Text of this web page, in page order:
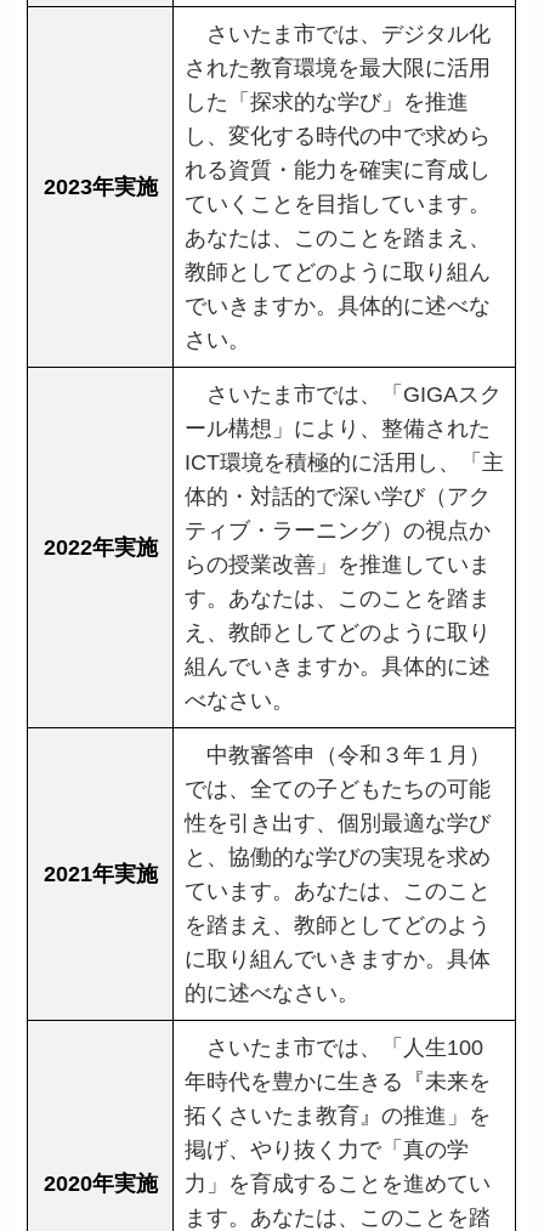
2023年実施
さいたま市では、デジタル化
された教育環境を最大限に活用
した「探求的な学び」を推進
し、変化する時代の中で求めら
れる資質・能力を確実に育成し
ていくことを目指しています。
あなたは、このことを踏まえ、
教師としてどのように取り組ん
でいきますか。具体的に述べな
さい。
2022年実施
さいたま市では、「GIGAスク
ール構想」により、整備された
ICT環境を積極的に活用し、「主
体的・対話的で深い学び（アク
ティブ・ラーニング）の視点か
らの授業改善」を推進していま
す。あなたは、このことを踏ま
え、教師としてどのように取り
組んでいきますか。具体的に述
べなさい。
2021年実施
中教審答申（令和３年１月）
では、全ての子どもたちの可能
性を引き出す、個別最適な学び
と、協働的な学びの実現を求め
ています。あなたは、このこと
を踏まえ、教師としてどのよう
に取り組んでいきますか。具体
的に述べなさい。
2020年実施
さいたま市では、「人生100
年時代を豊かに生きる『未来を
拓くさいたま教育』の推進」を
掲げ、やり抜く力で「真の学
力」を育成することを進めてい
ます。あなたは、このことを踏